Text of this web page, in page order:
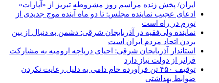
ایران/ پخش زنده مراسم روز مشروطه تبریز از «آپارات»
ادعای عجیب نماینده مجلس: تا دو ماه آینده موج جدیدی از
تورم در راه است
نماینده ولی‌فقیه در آذربایجان شرقی: دشمن به دنبال از بین
بردن اتحاد مردم ایران است
استاندار آذربایجان شرقی: احیای دریاچه ارومیه به مشارکت
فراتر از دولت نیاز دارد
توقیف ۴۵۰ تن فرآورده خام دامی به دلیل رعایت نکردن
ضوابط بهداشتی